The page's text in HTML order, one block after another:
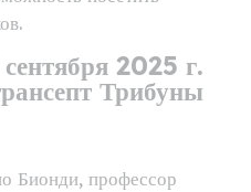
2025 г.
Трибуны
Бионди, профессор